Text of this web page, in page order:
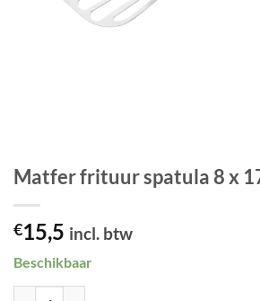
Matfer frituur spatula 8 x
€15,5 incl. btw
Beschikbaar